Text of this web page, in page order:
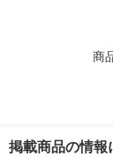
商
掲載商品の情報